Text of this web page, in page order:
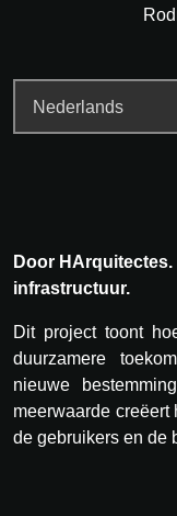
Door
infrastructuur.
Dit project toont
duurzamere
nieuwe
meerwaarde
de gebruikers en de